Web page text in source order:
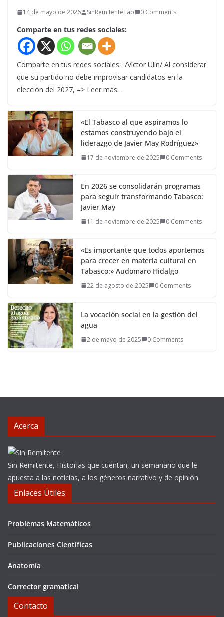
14 de mayo de 2026 SinRemitenteTab 0 Comments
Comparte en tus redes sociales:
Comparte en tus redes sociales: /Víctor Ulín/ Al considerar
que su partido no debe improvisar candidatos en la
elección del 2027, => Leer más…
«El Tabasco al que aspiramos lo
estamos construyendo bajo el
liderazgo de Javier May Rodríguez»
17 de noviembre de 2025 0 Comments
En 2026 se consolidarán programas
para seguir transformando Tabasco:
Javier May
11 de noviembre de 2025 0 Comments
«Es importante que todos aportemos
para crecer en materia cultural en
Tabasco:» Audomaro Hidalgo
22 de agosto de 2025 0 Comments
La vocación social en la gestión del
agua
2 de mayo de 2025 0 Comments
Acerca
Sin Remitente, Historias que cuentan, un semanario que le
apuesta a las noticias, a los géneros narrativo y de opinión.
Enlaces Útiles
Problemas Matemáticos
Publicaciones Científicas
Anatomía
Corrector gramatical
Contacto